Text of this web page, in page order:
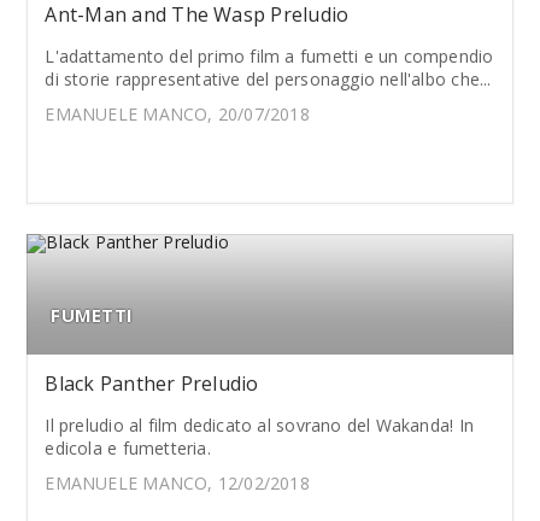
Ant-Man and The Wasp Preludio
L'adattamento del primo film a fumetti e un compendio
di storie rappresentative del personaggio nell'albo che...
EMANUELE MANCO, 20/07/2018
FUMETTI
Black Panther Preludio
Il preludio al film dedicato al sovrano del Wakanda! In
edicola e fumetteria.
EMANUELE MANCO, 12/02/2018